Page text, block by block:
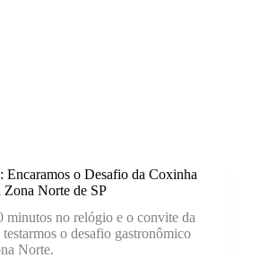
o Desafio da Coxinha
Norte de SP
minutos no relógio e o convite da
o desafio gastronômico
Norte.